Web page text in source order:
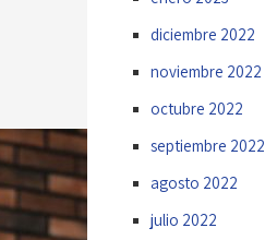
diciembre 2022
noviembre 2022
octubre 2022
septiembre 2022
agosto 2022
julio 2022